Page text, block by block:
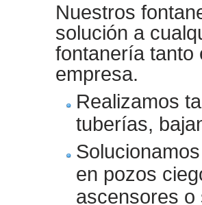
Nuestros
solución a
fontanería tanto
empresa.
Realizamos
tuberías,
en pozos
ascensores o